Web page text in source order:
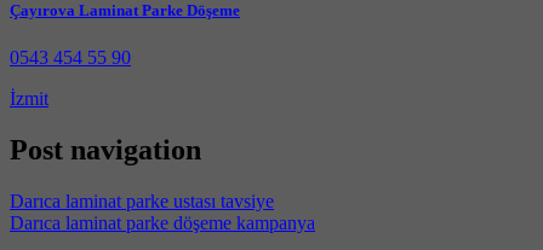
Çayırova Laminat Parke Döşeme
0543 454 55 90
İzmit
Post navigation
Darıca laminat parke ustası tavsiye
Darıca laminat parke döşeme kampanya